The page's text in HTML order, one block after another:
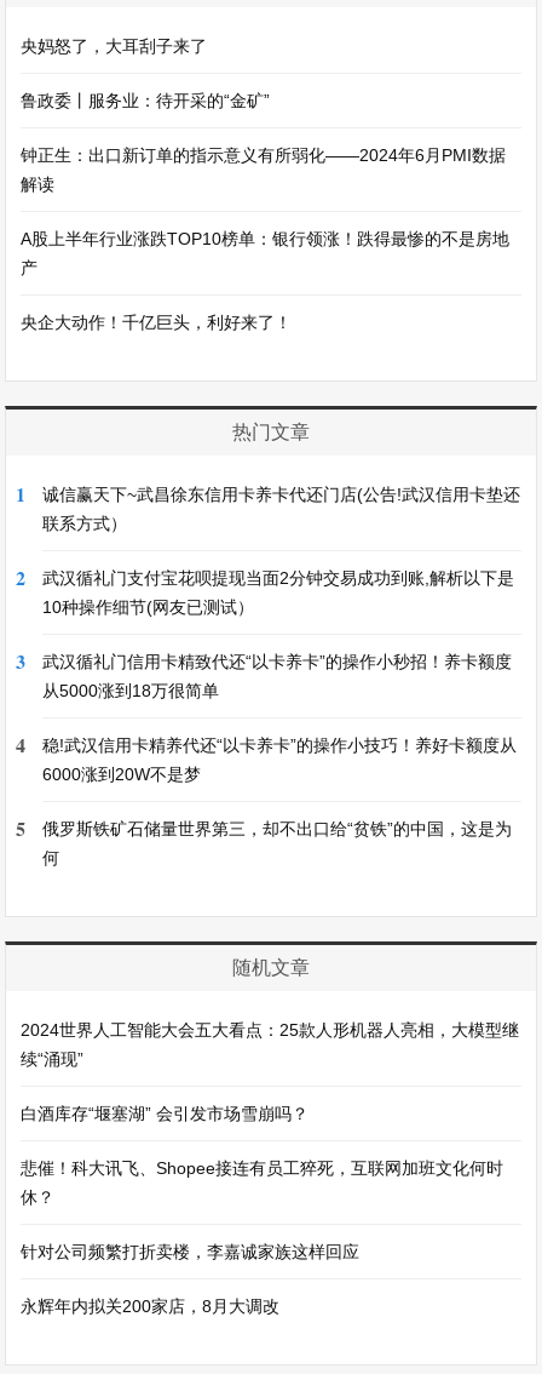
央妈怒了，大耳刮子来了
鲁政委丨服务业：待开采的“金矿”
钟正生：出口新订单的指示意义有所弱化——2024年6月PMI数据
解读
A股上半年行业涨跌TOP10榜单：银行领涨！跌得最惨的不是房地
产
央企大动作！千亿巨头，利好来了！
热门文章
1
诚信赢天下~武昌徐东信用卡养卡代还门店(公告!武汉信用卡垫还
联系方式）
2
武汉循礼门支付宝花呗提现当面2分钟交易成功到账,解析以下是
10种操作细节(网友已测试）
3
武汉循礼门信用卡精致代还“以卡养卡”的操作小秒招！养卡额度
从5000涨到18万很简单
4
稳!武汉信用卡精养代还“以卡养卡”的操作小技巧！养好卡额度从
6000涨到20W不是梦
5
俄罗斯铁矿石储量世界第三，却不出口给“贫铁”的中国，这是为
何
随机文章
2024世界人工智能大会五大看点：25款人形机器人亮相，大模型继
续“涌现”
白酒库存“堰塞湖” 会引发市场雪崩吗？
悲催！科大讯飞、Shopee接连有员工猝死，互联网加班文化何时
休？
针对公司频繁打折卖楼，李嘉诚家族这样回应
永辉年内拟关200家店，8月大调改